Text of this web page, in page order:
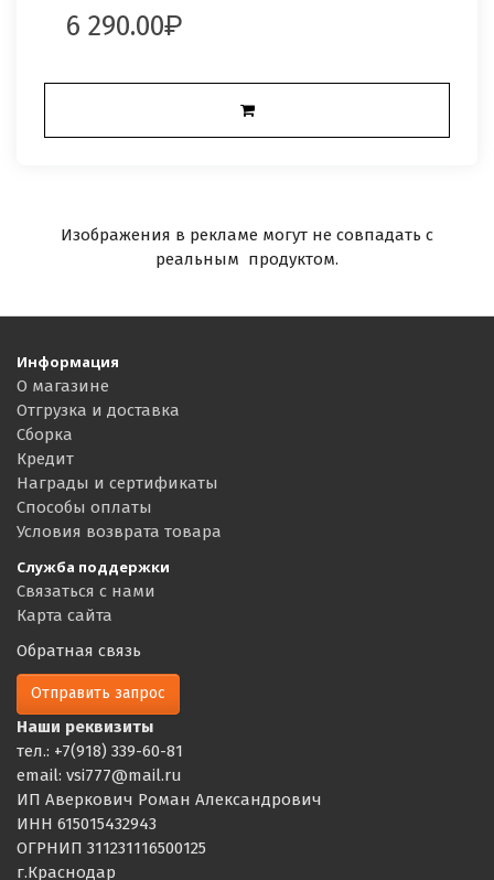
6 290.00
Изображения в рекламе могут не совпадать с
реальным продуктом.
Информация
О магазине
Отгрузка и доставка
Сборка
Кредит
Награды и сертификаты
Способы оплаты
Условия возврата товара
Служба поддержки
Связаться с нами
Карта сайта
Обратная связь
Отправить запрос
Наши реквизиты
тел.: +7(918) 339-60-81
email: vsi777@mail.ru
ИП Аверкович Роман Александрович
ИНН 615015432943
ОГРНИП 311231116500125
г.Краснодар